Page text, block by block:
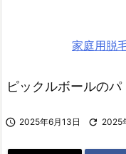
家庭用脱
ピックルボールのパ
 2025年6月13日  2025